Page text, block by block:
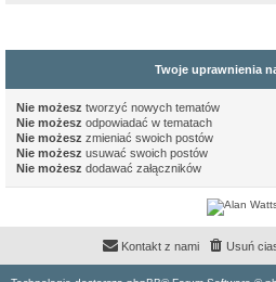
Twoje uprawnienia
Nie możesz tworzyć nowych tematów
Nie możesz odpowiadać w tematach
Nie możesz zmieniać swoich postów
Nie możesz usuwać swoich postów
Nie możesz dodawać załączników
Usuń
Kontakt z nami